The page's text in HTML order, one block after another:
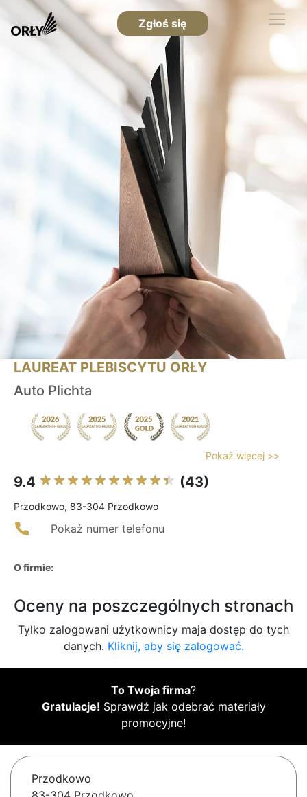
Zgłoś się
LAUREAT PLEBISCYTU ORŁY
Auto Plichta
Pokaż więcej >>
9.4 (43)
Przodkowo, 83-304 Przodkowo
Pokaż numer telefonu
O firmie:
Oceny na poszczególnych stronach
Tylko zalogowani użytkownicy maja dostęp do tych
danych. Kliknij, aby się zalogować.
To Twoja firma?
Gratulacje! Sprawdź jak odebrać materiały
promocyjne!
Przodkowo